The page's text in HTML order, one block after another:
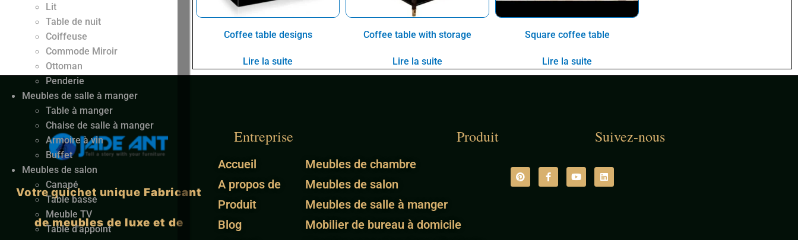
Lit
Table de nuit
Coiffeuse
Commode Miroir
Ottoman
Penderie
Meubles de salle à manger
Table à manger
Chaise de salle à manger
Armoire à vin
Buffet
Meubles de salon
Canapé
Table basse
Meuble TV
Table d'appoint
Coffee table designs
Lire la suite
Coffee table with storage
Lire la suite
Square coffee table
Lire la suite
Votre guichet unique Fabricant
de meubles de luxe et de
Entreprise
Accueil
A propos de
Produit
Blog
Produit
Meubles de chambre
Meubles de salon
Meubles de salle à manger
Mobilier de bureau à domicile
Suivez-nous